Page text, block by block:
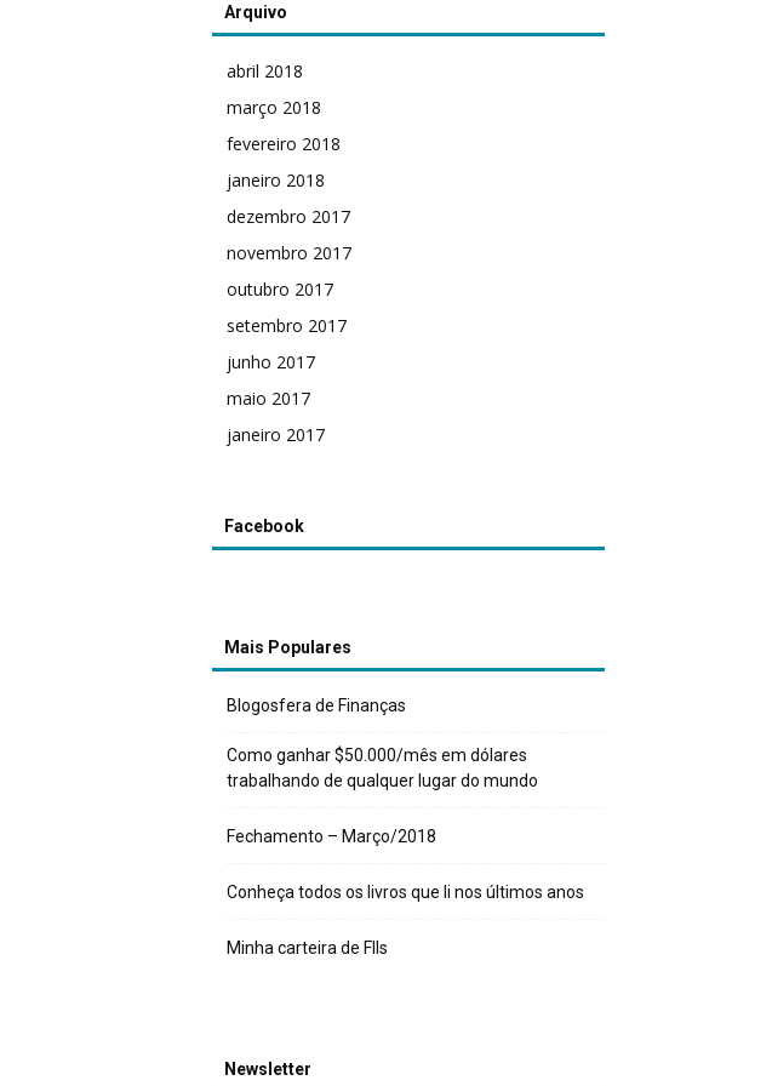
Arquivo
abril 2018
março 2018
fevereiro 2018
janeiro 2018
dezembro 2017
novembro 2017
outubro 2017
setembro 2017
junho 2017
maio 2017
janeiro 2017
Facebook
Mais Populares
Blogosfera de Finanças
Como ganhar $50.000/mês em dólares
trabalhando de qualquer lugar do mundo
Fechamento – Março/2018
Conheça todos os livros que li nos últimos anos
Minha carteira de FIIs
Newsletter